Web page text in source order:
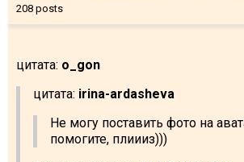
208 posts
цитата: o_gon
цитата: irina-ardasheva
Не могу поставить фото на
помогите, плиииз)))